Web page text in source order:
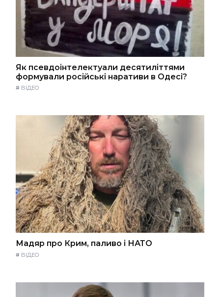
Як псевдоінтелектуали десятиліттями
формували російські наративи в Одесі?
# ВІДЕО
Мадяр про Крим, паливо і НАТО
# ВІДЕО